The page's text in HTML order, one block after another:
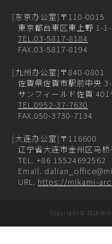
[东京办公室] 〒110-0015
東京都台東区東上野 1-
TEL.03-5817-8184
FAX.03-5817-8194
[九州办公室] 〒840-0801
佐賀県佐賀市駅前中央
サンフィールド佐賀 401
TEL.0952-37-7630
FAX.050-3730-7134
[大连办公室] 〒116600
辽宁省大连市金州区马
TEL. +86 15524692562
Email.
URL. https://mikami-
Copyright © 2018